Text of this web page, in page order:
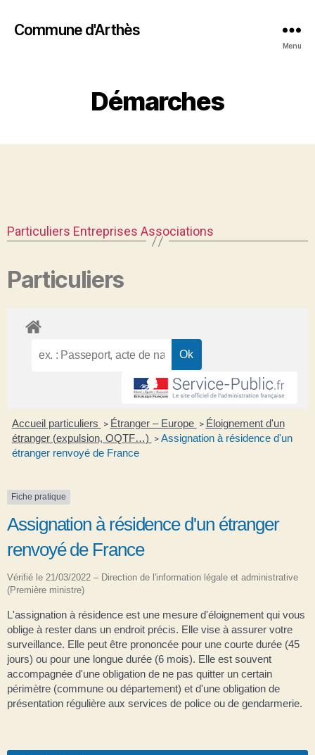
Commune d'Arthès
Menu
Démarches
Particuliers Entreprises Associations
Particuliers
Accueil particuliers > Étranger – Europe > Éloignement d'un
étranger (expulsion, OQTF…) > Assignation à résidence d'un
étranger renvoyé de France
Fiche pratique
Assignation à résidence d'un étranger
renvoyé de France
Vérifié le 21/03/2022 – Direction de l'information légale et administrative
(Première ministre)
L'assignation à résidence est une mesure d'éloignement qui vous
oblige à rester dans un endroit précis. Elle vise à assurer votre
surveillance. Elle peut être prononcée pour une courte durée (45
jours) ou pour une longue durée (6 mois). Elle est souvent
accompagnée d'une obligation de ne pas quitter un certain
périmètre (commune ou département) et d'une obligation de
présentation régulière aux services de police ou de gendarmerie.